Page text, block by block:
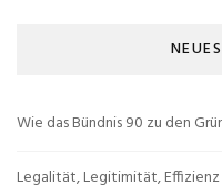
Wie das Bündnis 90 zu den
Legalität, Legitimität,